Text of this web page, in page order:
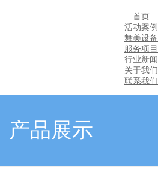
首页
活动案例
舞美设备
服务项目
行业新闻
关于我们
联系我们
产品展示